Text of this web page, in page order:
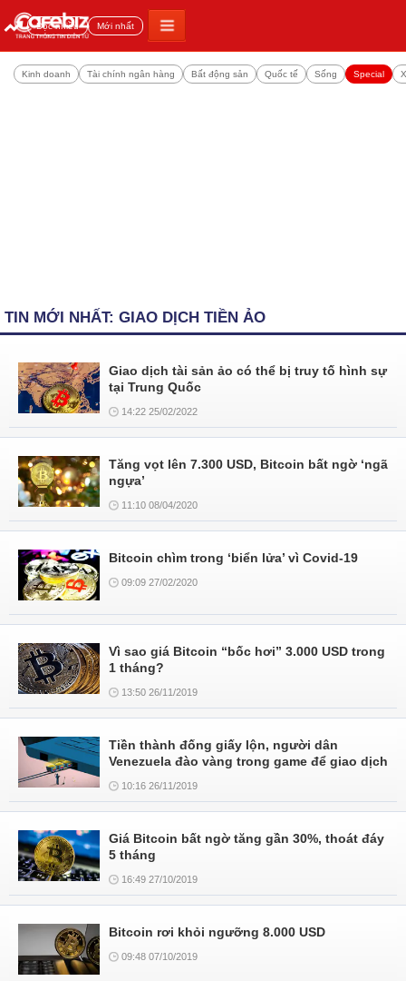
Đọc nhiều Mới nhất
Kinh doanh Tài chính ngân hàng Bất động sản Quốc tế Sống Special
TIN MỚI NHẤT: GIAO DỊCH TIỀN ẢO
Giao dịch tài sản ảo có thể bị truy tố hình sự
tại Trung Quốc
14:22 25/02/2022
Tăng vọt lên 7.300 USD, Bitcoin bất ngờ ‘ngã
ngựa’
11:10 08/04/2020
Bitcoin chìm trong ‘biển lửa’ vì Covid-19
09:09 27/02/2020
Vì sao giá Bitcoin “bốc hơi” 3.000 USD trong
1 tháng?
13:50 26/11/2019
Tiền thành đống giấy lộn, người dân
Venezuela đào vàng trong game để giao dịch
10:16 26/11/2019
Giá Bitcoin bất ngờ tăng gần 30%, thoát đáy
5 tháng
16:49 27/10/2019
Bitcoin rơi khỏi ngưỡng 8.000 USD
09:48 07/10/2019